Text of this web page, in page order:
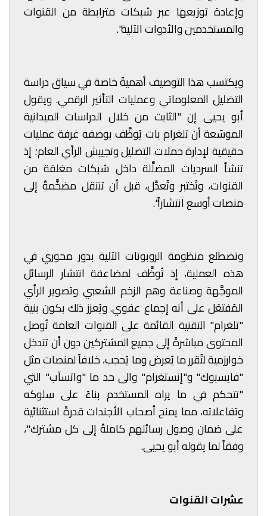
وإعادة توزيعها عبر شبكات مترابطة من القنوات
والمستخدمين والأدوات الآلية".
ويكتسب هذا التوصيف أهميةً خاصة في سياق دراسة
التضليل المعلوماتي وعمليات التأثير الرقمي. ويقول
أبو يحيى إن "الثابت من خلال الدراسات الميدانية
الموسّعة أن تلغرام بات يُوظَّف بوصفه غرفة عمليات
حقيقية لإدارة حملات التضليل وتجييش الرأي العام؛ إذ
تنشأ السرديات المضلِّلة داخل شبكات مغلقة من
القنوات، وتُختبر وتُعدَّل، قبل أن تنتقل مضخَّمةً إلى
منصات أوسع انتشاراً".
وتضطلع منظومة الروبوتات الآلية بدور محوري في
هذه العملية، إذ تُوظَّف لمضاعفة انتشار الرسائل
الموجَّهة وصناعة وهم الزخم الشعبي وتصوير الرأي
المُفتعَل على أنه إجماع عفوي. ويُعزز ذلك بكون بنية
"تلغرام" التقنية القائمة على القنوات العامة تُوصل
المحتوى مباشرةً إلى جميع المشتركين دون أن تتدخل
خوارزمية لتُقرر ما يُعرض وما يُحجب، خلافاً لمنصات مثل
"فايسبوك" و"إنستغرام" والى حد ما "واتسآب" التي
"تتحكم في ما يراه المستخدم بناءً على سلوكه
وتفاعلاته، مما يمنح أصحاب الأجندات قدرةً استثنائية
على ضمان وصول رسائلهم كاملةً إلى كل مشترك"،
وفقاً لما يقوله أبو يحيى.
عشرات القنوات